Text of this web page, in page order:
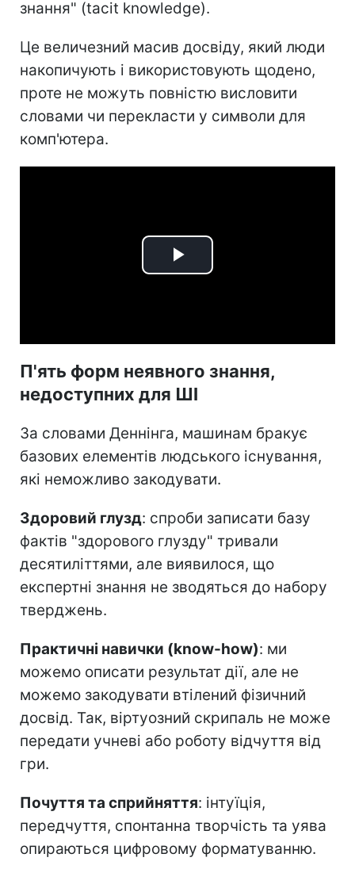
знання" (tacit knowledge).
Це величезний масив досвіду, який люди
накопичують і використовують щодено,
проте не можуть повністю висловити
словами чи перекласти у символи для
комп'ютера.
Play
П'ять форм неявного знання,
недоступних для ШІ
За словами Деннінга, машинам бракує
базових елементів людського існування,
які неможливо закодувати.
Здоровий глузд: спроби записати базу
фактів "здорового глузду" тривали
десятиліттями, але виявилося, що
експертні знання не зводяться до набору
тверджень.
Практичні навички (know-how): ми
можемо описати результат дії, але не
можемо закодувати втілений фізичний
досвід. Так, віртуозний скрипаль не може
передати учневі або роботу відчуття від
гри.
Почуття та сприйняття: інтуїція,
передчуття, спонтанна творчість та уява
опираються цифровому форматуванню.